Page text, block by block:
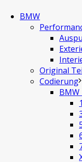
BMW
Original
Codierung
BMW